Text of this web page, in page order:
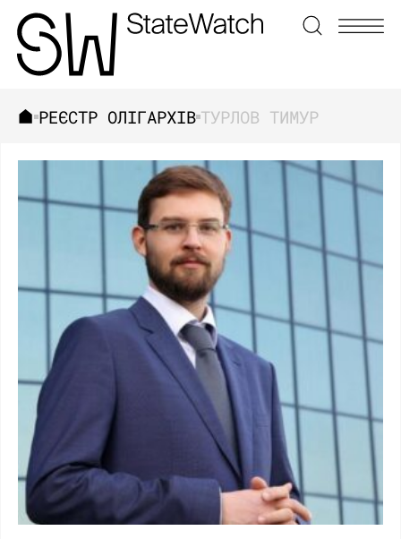
ЗНАЙТИ
РЕЄСТР ОЛІГАРХІВТУРЛОВ ТИМУР